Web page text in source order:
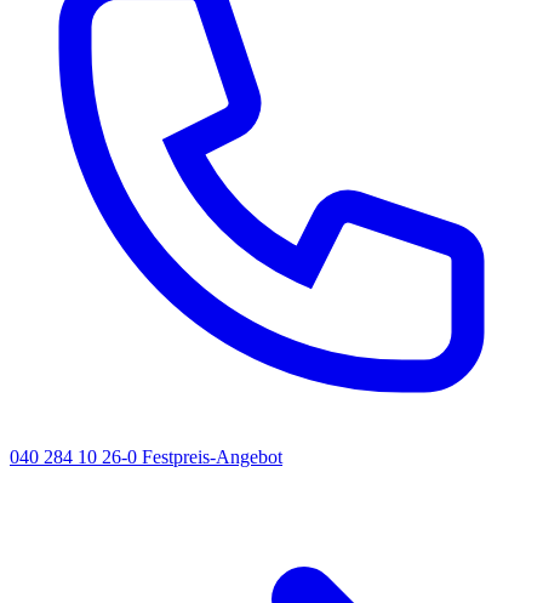
040 284 10 26-0 Festpreis-Angebot